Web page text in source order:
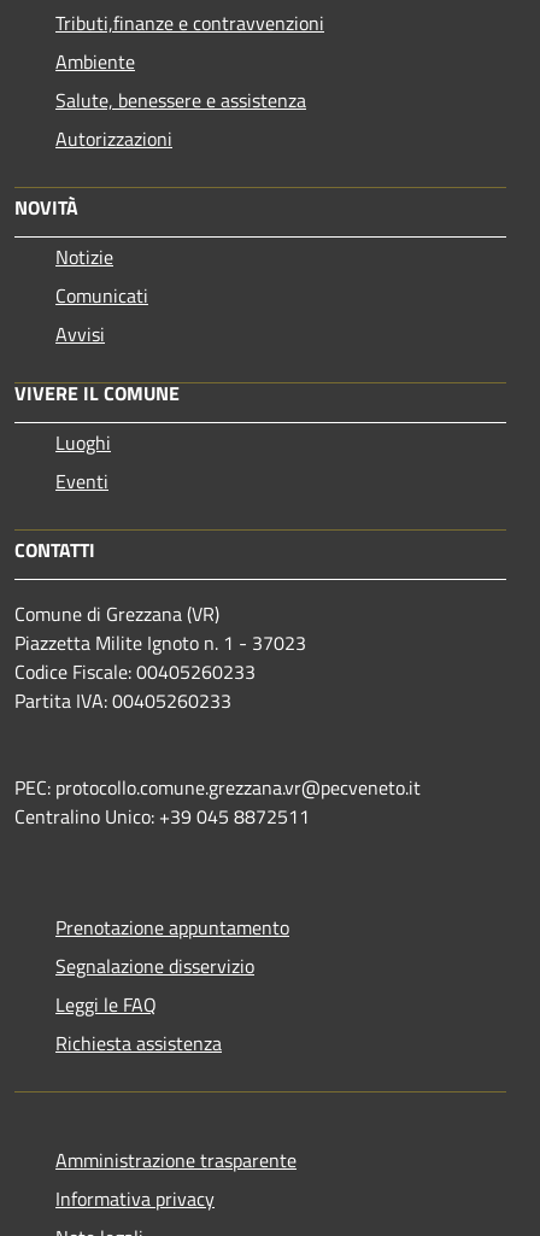
Tributi,finanze e contravvenzioni
Ambiente
Salute, benessere e assistenza
Autorizzazioni
NOVITÀ
Notizie
Comunicati
Avvisi
VIVERE IL COMUNE
Luoghi
Eventi
CONTATTI
Comune di Grezzana (VR)
Piazzetta Milite Ignoto n. 1 - 37023
Codice Fiscale: 00405260233
Partita IVA: 00405260233
PEC: protocollo.comune.grezzana.vr@pecveneto.it
Centralino Unico: +39 045 8872511
Prenotazione appuntamento
Segnalazione disservizio
Leggi le FAQ
Richiesta assistenza
Amministrazione trasparente
Informativa privacy